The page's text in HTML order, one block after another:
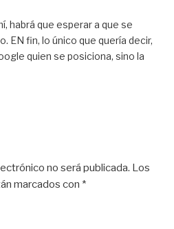
habrá que esperar a que se
EN fin, lo único que quería decir,
quien se posiciona, sino la
no será publicada. Los
marcados con *